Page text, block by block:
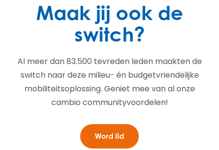
Maak jij ook de
switch?
Al meer dan 83.500 tevreden leden maakten de
switch naar deze milieu- én budgetvriendelijke
mobiliteitsoplossing. Geniet mee van al onze
cambio communityvoordelen!
Word lid